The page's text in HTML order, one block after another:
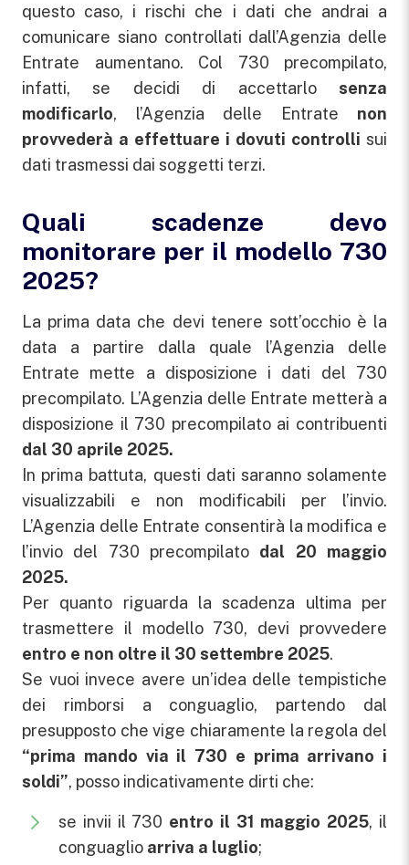
questo caso, i rischi che i dati che andrai a
comunicare siano controllati dall’Agenzia delle
Entrate aumentano. Col 730 precompilato,
infatti, se decidi di accettarlo senza
modificarlo, l’Agenzia delle Entrate non
provvederà a effettuare i dovuti controlli sui
dati trasmessi dai soggetti terzi.
Quali scadenze devo
monitorare per il modello 730
2025?
La prima data che devi tenere sott’occhio è la
data a partire dalla quale l’Agenzia delle
Entrate mette a disposizione i dati del 730
precompilato. L’Agenzia delle Entrate metterà a
disposizione il 730 precompilato ai contribuenti
dal 30 aprile 2025.
In prima battuta, questi dati saranno solamente
visualizzabili e non modificabili per l’invio.
L’Agenzia delle Entrate consentirà la modifica e
l’invio del 730 precompilato dal 20 maggio
2025.
Per quanto riguarda la scadenza ultima per
trasmettere il modello 730, devi provvedere
entro e non oltre il 30 settembre 2025.
Se vuoi invece avere un’idea delle tempistiche
dei rimborsi a conguaglio, partendo dal
presupposto che vige chiaramente la regola del
“prima mando via il 730 e prima arrivano i
soldi”, posso indicativamente dirti che:
se invii il 730 entro il 31 maggio 2025, il
conguaglio arriva a luglio;